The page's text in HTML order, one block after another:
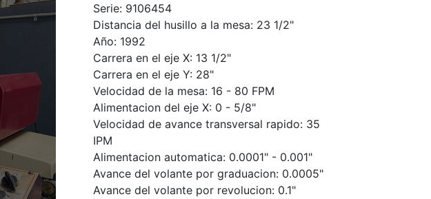
Serie: 9106454
Distancia del husillo a la mesa: 23 1/2"
Año: 1992
Carrera en el eje X: 13 1/2"
Carrera en el eje Y: 28"
Velocidad de la mesa: 16 - 80 FPM
Alimentacion del eje X: 0 - 5/8"
Velocidad de avance transversal rapido: 35
IPM
Alimentacion automatica: 0.0001" - 0.001"
Avance del volante por graduacion: 0.0005"
Avance del volante por revolucion: 0.1"